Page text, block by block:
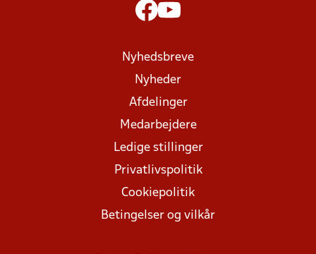
Nyhedsbreve
Nyheder
Afdelinger
Medarbejdere
Ledige stillinger
Privatlivspolitik
Cookiepolitik
Betingelser og vilkår